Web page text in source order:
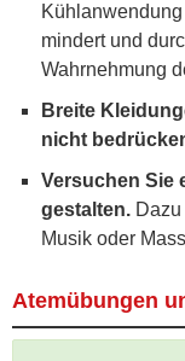
mindert und
Wahrnehmung
Breite
nicht
Versuchen Sie
gestalten.
Musik oder
Atemübungen